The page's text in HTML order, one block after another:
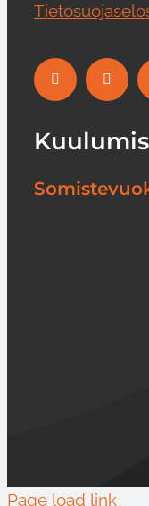
Page load link